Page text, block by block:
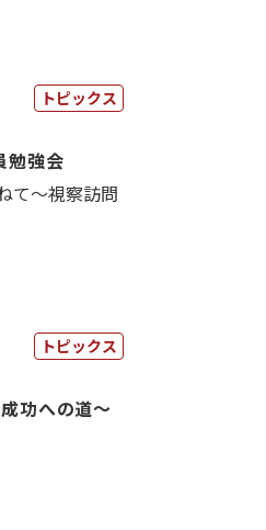
トピックス
勉強会
て～視察訪問
トピックス
功への道～